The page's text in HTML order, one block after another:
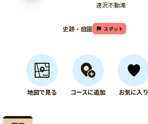
達沢不動滝
史跡・庭園 スポット
地図で見る コースに追加 お気に入り